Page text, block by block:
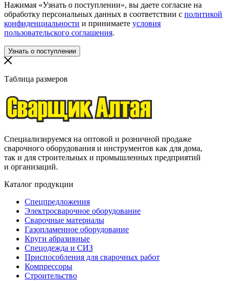
Нажимая «Узнать о поступлении», вы даете согласие на
обработку персональных данных в соответствии с политикой
конфиденциальности и принимаете условия
пользовательского соглашения.
Таблица размеров
Специализируемся на оптовой и розничной продаже
сварочного оборудования и инструментов как для дома,
так и для строительных и промышленных предприятий
и организаций.
Каталог продукции
Спецпредложения
Электросварочное оборудование
Сварочные материалы
Газопламенное оборудование
Круги абразивные
Спецодежда и СИЗ
Приспособления для сварочных работ
Компрессоры
Строительство